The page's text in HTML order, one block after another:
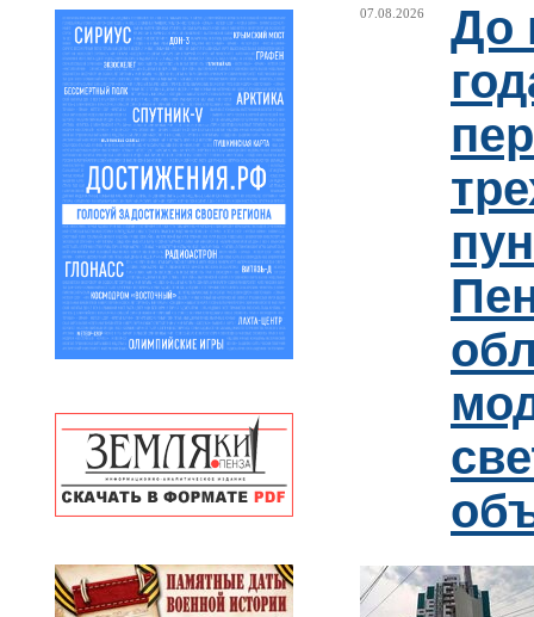
07.08.2026
До